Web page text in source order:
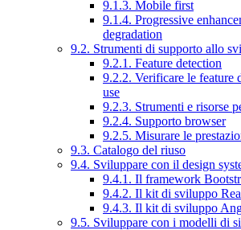
9.1.3. Mobile first
9.1.4. Progressive
degradation
9.2. Strumenti di supporto allo
9.2.1. Feature detection
9.2.2. Verificare le feature
use
9.2.3. Strumenti e risorse
9.2.4. Supporto browser
9.2.5. Misurare le
9.3. Catalogo del riuso
9.4. Sviluppare con il design
9.4.1. Il framework
9.4.2. Il kit di sviluppo
9.4.3. Il kit di sviluppo
9.5. Sviluppare con i modelli di